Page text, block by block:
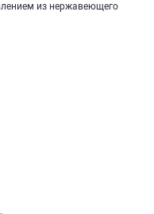
из нержавеющего